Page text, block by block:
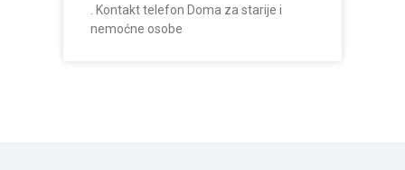
. Kontakt telefon Doma za starije i
nemoćne osobe